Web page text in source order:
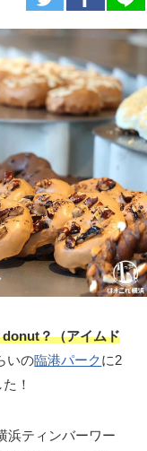
donut？（アイムド
いの臨港パークに2
！
浜ティンバーワー